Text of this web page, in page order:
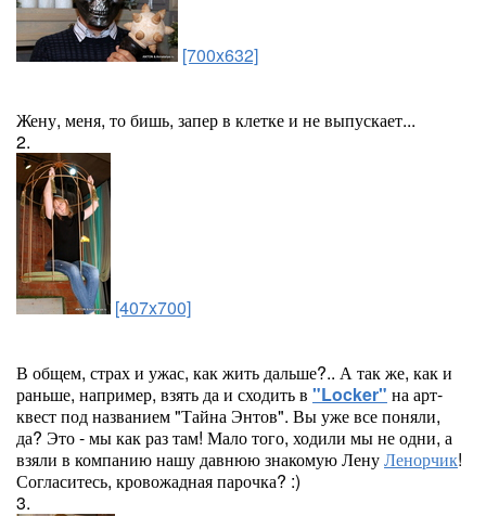
[700x632]
Жену, меня, то бишь, запер в клетке и не выпускает...
2.
[407x700]
В общем, страх и ужас, как жить дальше?.. А так же, как и
раньше, например, взять да и сходить в "Locker" на арт-
квест под названием "Тайна Энтов". Вы уже все поняли,
да? Это - мы как раз там! Мало того, ходили мы не одни, а
взяли в компанию нашу давнюю знакомую ЛенуЛенорчик!
Согласитесь, кровожадная парочка? :)
3.